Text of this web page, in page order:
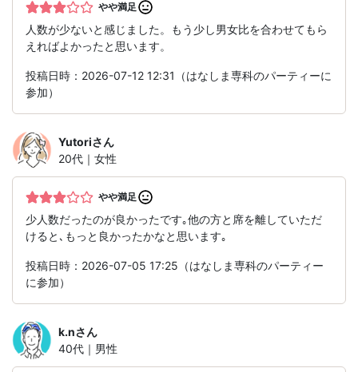
やや満足
人数が少ないと感じました。もう少し男女比を合わせてもら
えればよかったと思います。
投稿日時：2026-07-12 12:31（はなしま専科のパーティーに
参加）
Yutoriさん
20代｜女性
やや満足
少人数だったのが良かったです｡他の方と席を離していただ
けると､もっと良かったかなと思います｡
投稿日時：2026-07-05 17:25（はなしま専科のパーティー
に参加）
k.nさん
40代｜男性